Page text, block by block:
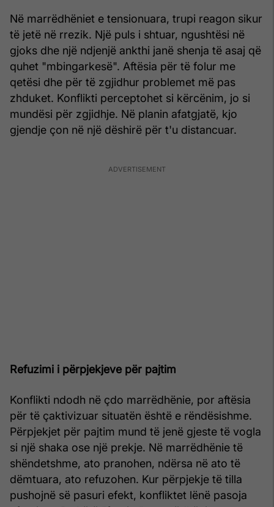
Në marrëdhëniet e tensionuara, trupi reagon sikur
të jetë në rrezik. Një puls i shtuar, ngushtësi në
gjoks dhe një ndjenjë ankthi janë shenja të asaj që
quhet "mbingarkesë". Aftësia për të folur me
qetësi dhe për të zgjidhur problemet më pas
zhduket. Konflikti perceptohet si kërcënim, jo si
mundësi për zgjidhje. Në planin afatgjatë, kjo
gjendje çon në një dëshirë për t'u distancuar.
Refuzimi i përpjekjeve për pajtim
Konflikti ndodh në çdo marrëdhënie, por aftësia
për të çaktivizuar situatën është e rëndësishme.
Përpjekjet për pajtim mund të jenë gjeste të vogla
si një shaka ose një prekje. Në marrëdhënie të
shëndetshme, ato pranohen, ndërsa në ato të
dëmtuara, ato refuzohen. Kur përpjekje të tilla
pushojnë së pasuri efekt, konfliktet lënë pasoja